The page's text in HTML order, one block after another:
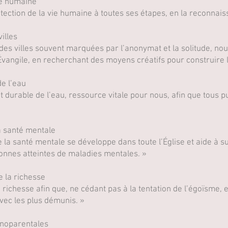
humaine
de la vie humaine à toutes ses étapes, en la
villes souvent marquées par l’anonymat et la solitude,
en recherchant des moyens créatifs pour construire
l’eau
de l’eau, ressource vitale pour nous, afin que tous
santé mentale
santé mentale se développe dans toute l’Église et aide à
atteintes de maladies mentales. »
la richesse
afin que, ne cédant pas à la tentation de l’égoïsme,
les plus démunis. »